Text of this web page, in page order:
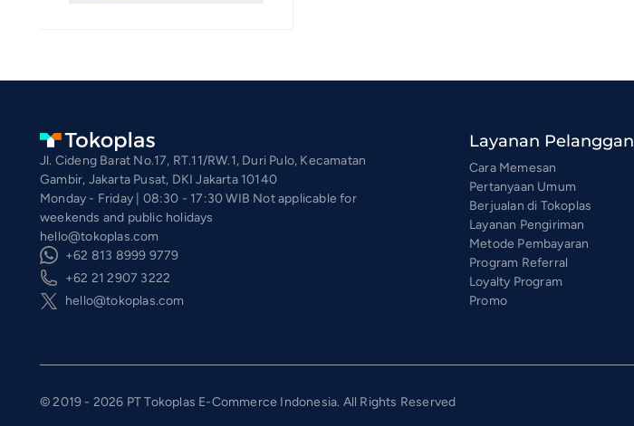
Jl. Cideng Barat No.17, RT.11/RW.1, Duri Pulo, Kecamatan
Gambir, Jakarta Pusat, DKI Jakarta 10140
Monday - Friday | 08:30 - 17:30 WIB Not applicable for
weekends and public holidays
hello@tokoplas.com
+62 813 8999 9779
+62 21 2907 3222
hello@tokoplas.com
Layanan Pelanggan
Cara Memesan
Pertanyaan Umum
Berjualan di Tokoplas
Layanan Pengiriman
Metode Pembayaran
Program Referral
Loyalty Program
Promo
© 2019 - 2026 PT Tokoplas E-Commerce Indonesia. All Rights Reserved